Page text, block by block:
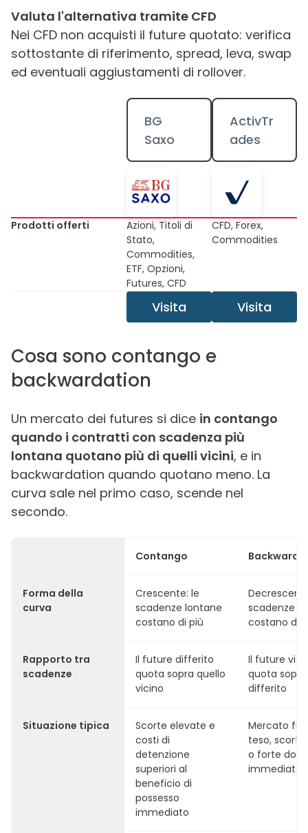
Valuta l'alternativa tramite CFD
Nei CFD non acquisti il future quotato: verifica
sottostante di riferimento, spread, leva, swap
ed eventuali aggiustamenti di rollover.
BG
Saxo
ActivTr
ades
Prodotti offerti
Azioni, Titoli di
Stato,
Commodities,
ETF, Opzioni,
Futures, CFD
CFD, Forex,
Commodities
Visita Visita
Cosa sono contango e
backwardation
Un mercato dei futures si dice in contango
quando i contratti con scadenza più
lontana quotano più di quelli vicini, e in
backwardation quando quotano meno. La
curva sale nel primo caso, scende nel
secondo.
Contango
Forma della
curva
Crescente: le
scadenze lontane
costano di più
scadenze
costano di
Rapporto tra
scadenze
Il future differito
quota sopra quello
vicino
Il future
quota
differito
Situazione tipica
Scorte elevate e
costi di
detenzione
superiori al
beneficio di
possesso
immediato
Mercato
teso, scorte
o forte
immediata